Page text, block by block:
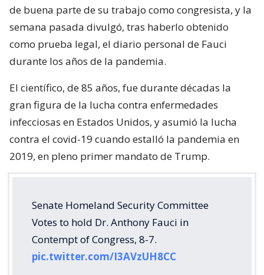
de buena parte de su trabajo como congresista, y la
semana pasada divulgó, tras haberlo obtenido
como prueba legal, el diario personal de Fauci
durante los años de la pandemia.
El científico, de 85 años, fue durante décadas la
gran figura de la lucha contra enfermedades
infecciosas en Estados Unidos, y asumió la lucha
contra el covid-19 cuando estalló la pandemia en
2019, en pleno primer mandato de Trump.
Senate Homeland Security Committee
Votes to hold Dr. Anthony Fauci in
Contempt of Congress, 8-7.
pic.twitter.com/I3AVzUH8CC